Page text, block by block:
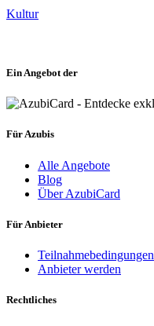
Kultur
Ein Angebot der
Für Azubis
Alle Angebote
Blog
Über AzubiCard
Für Anbieter
Teilnahmebedingungen
Anbieter werden
Rechtliches